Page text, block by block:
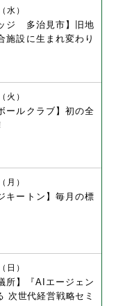
ジ 多治見市】旧地
施設に生まれ変わり
水）
ールクラブ】初の全
火）
キートン】毎月の標
月）
所】『AIエージェン
次世代経営戦略セミ
日）